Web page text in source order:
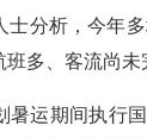
士分析，今年
多、客流尚未
暑运期间执行